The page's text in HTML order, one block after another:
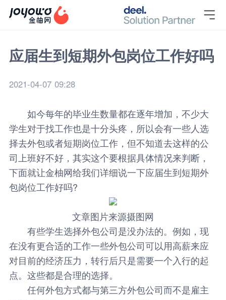

应届生到短期外包岗位工作好吗
2021-04-07 09:28
如今每年的毕业生数量都在逐年增加，不少大
学生对于找工作也是十分头疼，所以会有一些人选
择去外包或者短期岗位工作，但不知道去这样的公
司上班好不好，其实这个要根据具体情况来判断，
下面就让金柚网给我们详细说一下应届生到短期外
包岗位工作好吗?
文章图片来源摄图网
有些学生选择外包公司是没办法的。例如，现
在没有更合适的工作一些外包公司可以用高薪来应
对目前的经济压力，转行后只是需要一个入行的起
点。这些都是合理的选择。
任何外包方式都与第三方外包公司而不是雇主